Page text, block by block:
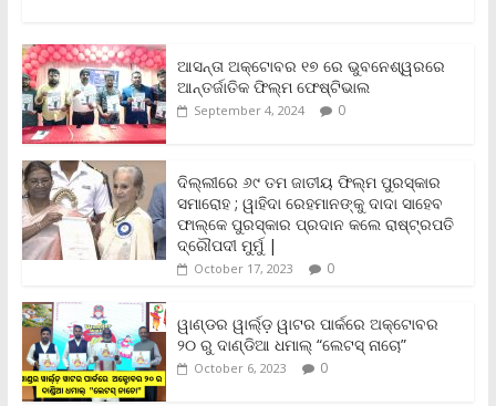
e
b
o
o
k
t
t
e
r
i
l
t
s
A
p
p
L
i
n
k
t
F
r
i
d
l
y
e
ଆସନ୍ତା ଅକ୍ଟୋବର ୧୭ ରେ ଭୁବନେଶ୍ୱରରେ
ଆନ୍ତର୍ଜାତିକ ଫିଲ୍ମ ଫେଷ୍ଟିଭାଲ
September 4, 2024 0
ଦିଲ୍ଲୀରେ ୬୯ ତମ ଜାତୀୟ ଫିଲ୍ମ ପୁରସ୍କାର
ସମାରୋହ ; ୱାହିଦା ରେହମାନଙ୍କୁ ଦାଦା ସାହେବ
ଫାଲ୍‌କେ ପୁରସ୍କାର ପ୍ରଦାନ କଲେ ରାଷ୍ଟ୍ରପତି
ଦ୍ରୌପଦୀ ମୁର୍ମୁ |
October 17, 2023 0
ୱାଣ୍ଡର ୱାର୍ଲ୍‌ଡ଼ ୱାଟର ପାର୍କରେ ଅକ୍ଟୋବର
୨୦ ରୁ ଦାଣ୍ଡିଆ ଧମାଲ୍ “ଲେଟସ୍ ନାଚୋ”
October 6, 2023 0